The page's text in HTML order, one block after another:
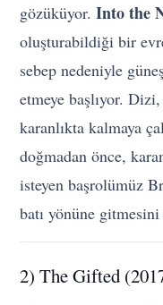
gözüküyor.Into the
oluşturabildiği bir
sebep nedeniyle
etmeye başlıyor.
karanlıkta kalmaya
doğmadan önce,
isteyen başrolümüz
batı yönüne
2) The Gifted